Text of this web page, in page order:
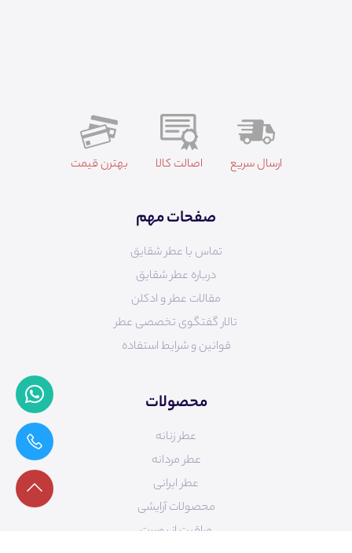
ارسال سریع اصالت کالا بهترن قیمت
صفحات مهم
تماس با عطر شقایق
درباره عطر شقایق
مقالات عطر و ادکلن
تالار گفتگوی تخصصی عطر
قوانین و شرایط استفاده
محصولات
عطر زنانه
عطر مردانه
عطر ایرانی
محصولات آرایشی
مراقبت از پوست